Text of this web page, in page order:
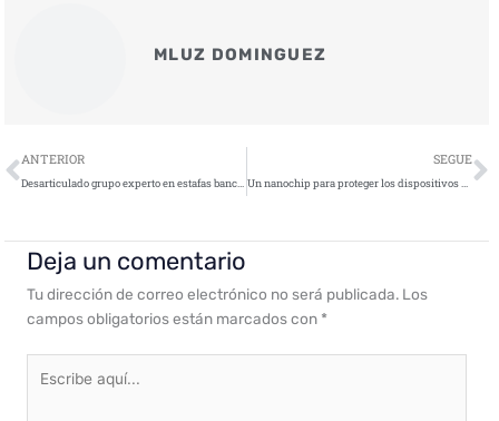
MLUZ DOMINGUEZ
Ant
ANTERIOR
Desarticulado grupo experto en estafas bancarias que usaba técnicas de SIM swapping y phishing
SEGUE
Un nanochip para proteger los dispositivos electrónicos
Deja un comentario
Tu dirección de correo electrónico no será publicada. Los
campos obligatorios están marcados con *
aquí...